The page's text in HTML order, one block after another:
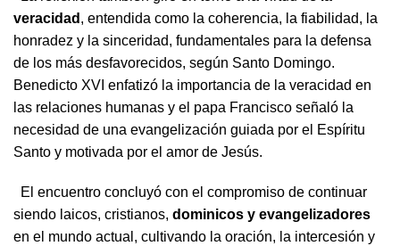
veracidad , entendida como la coherencia, la fiabilidad, la
honradez y la sinceridad, fundamentales para la defensa
de los más desfavorecidos, según Santo Domingo.
Benedicto XVI enfatizó la importancia de la veracidad en
las relaciones humanas y el papa Francisco señaló la
necesidad de una evangelización guiada por el Espíritu
Santo y motivada por el amor de Jesús.
El encuentro concluyó con el compromiso de continuar
siendo laicos, cristianos, dominicos y evangelizadores
en el mundo actual, cultivando la oración, la intercesión y